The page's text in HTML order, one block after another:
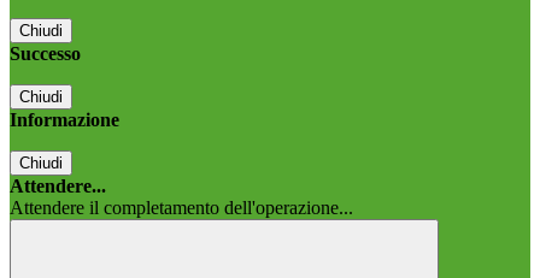
Chiudi
Successo
Chiudi
Informazione
Chiudi
Attendere...
Attendere il completamento dell'operazione...